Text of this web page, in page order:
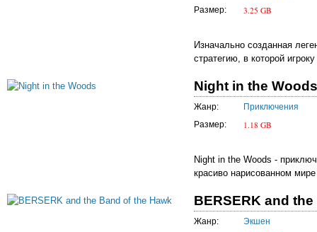
Размер: 3.25 GB
Изначально созданная
стратегию, в которой
Night in the
Жанр: Приключения
Размер: 1.18 GB
Night in the Woods -
красиво нарисованном
BERSERK and
Жанр: Экшен